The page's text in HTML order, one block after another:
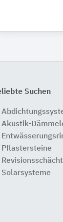
Suchen
Akustik-
Pflastersteine
Solarsysteme